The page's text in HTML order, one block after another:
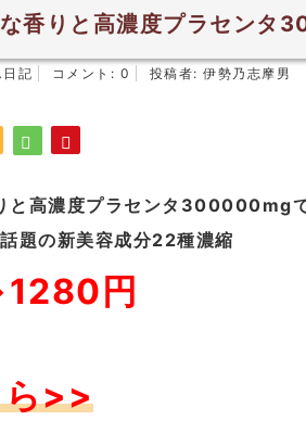
香りと高濃度プラセン
記 コメント: 0 投稿者: 伊勢乃志摩男
と高濃度プラセンタ300000mg
題の新美容成分22種濃縮
円
ら>>